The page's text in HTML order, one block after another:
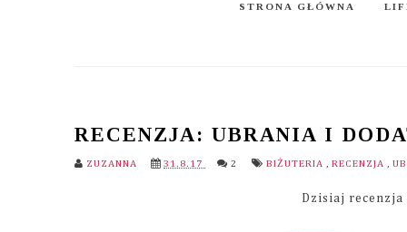
STRONA GŁÓWNA
RECENZJA: UBRANIA I
ZUZANNA 31.8.17 2 BIŻUTERIA RECENZJA
Dzisiaj